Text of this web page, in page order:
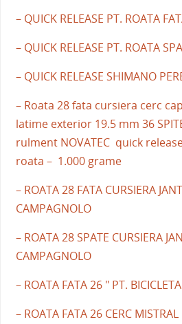
– QUICK RELEASE PT. ROATA
– QUICK RELEASE PT. ROATA
– QUICK RELEASE SHIMANO
– Roata 28 fata cursiera cerc
latime exterior 19.5 mm 36
rulment NOVATEC quick
roata – 1.000 grame
– ROATA 28 FATA CURSIERA
CAMPAGNOLO
– ROATA 28 SPATE CURSIERA
CAMPAGNOLO
– ROATA FATA 26 " PT.
– ROATA FATA 26 CERC